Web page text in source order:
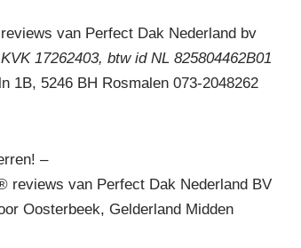
van Perfect Dak Nederland bv
KVK 17262403, btw id NL 825804462B01
1B, 5246 BH Rosmalen 073-2048262
–
reviews van Perfect Dak Nederland BV
Oosterbeek, Gelderland Midden